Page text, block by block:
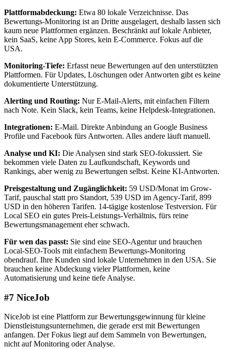
Plattformabdeckung: Etwa 80 lokale Verzeichnisse. Das
Bewertungs-Monitoring ist an Dritte ausgelagert, deshalb lassen sich
kaum neue Plattformen ergänzen. Beschränkt auf lokale Anbieter,
kein SaaS, keine App Stores, kein E-Commerce. Fokus auf die
USA.
Monitoring-Tiefe: Erfasst neue Bewertungen auf den unterstützten
Plattformen. Für Updates, Löschungen oder Antworten gibt es keine
dokumentierte Unterstützung.
Alerting und Routing: Nur E-Mail-Alerts, mit einfachen Filtern
nach Note. Kein Slack, kein Teams, keine Helpdesk-Integrationen.
Integrationen: E-Mail. Direkte Anbindung an Google Business
Profile und Facebook fürs Antworten. Alles andere läuft manuell.
Analyse und KI: Die Analysen sind stark SEO-fokussiert. Sie
bekommen viele Daten zu Laufkundschaft, Keywords und
Rankings, aber wenig zu Bewertungen selbst. Keine KI-Antworten.
Preisgestaltung und Zugänglichkeit: 59 USD/Monat im Grow-
Tarif, pauschal statt pro Standort, 539 USD im Agency-Tarif, 899
USD in den höheren Tarifen. 14-tägige kostenlose Testversion. Für
Local SEO ein gutes Preis-Leistungs-Verhältnis, fürs reine
Bewertungsmanagement eher schwach.
Für wen das passt: Sie sind eine SEO-Agentur und brauchen
Local-SEO-Tools mit einfachem Bewertungs-Monitoring
obendrauf. Ihre Kunden sind lokale Unternehmen in den USA. Sie
brauchen keine Abdeckung vieler Plattformen, keine
Automatisierung und keine tiefe Analyse.
#7 NiceJob
NiceJob ist eine Plattform zur Bewertungsgewinnung für kleine
Dienstleistungsunternehmen, die gerade erst mit Bewertungen
anfangen. Der Fokus liegt auf dem Sammeln von Bewertungen,
nicht auf Monitoring oder Analyse.